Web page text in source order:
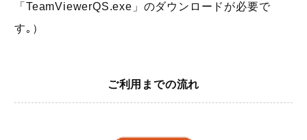
「TeamViewerQS.exe」のダウンロードが必要で
す｡）
ご利用までの流れ